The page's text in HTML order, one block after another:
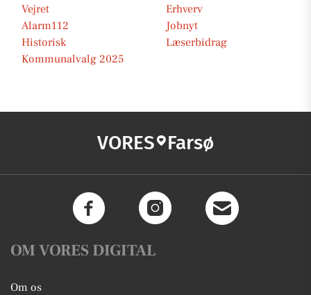
Vejret
Erhverv
Alarm112
Jobnyt
Historisk
Læserbidrag
Kommunalvalg 2025
VORES Farsø
OM VORES DIGITAL
Om os